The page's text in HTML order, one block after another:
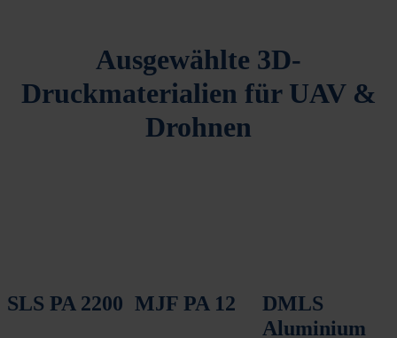
Ausgewählte 3D-
Druckmaterialien für UAV &
Drohnen
SLS PA 2200 MJF PA 12
DMLS
Aluminium